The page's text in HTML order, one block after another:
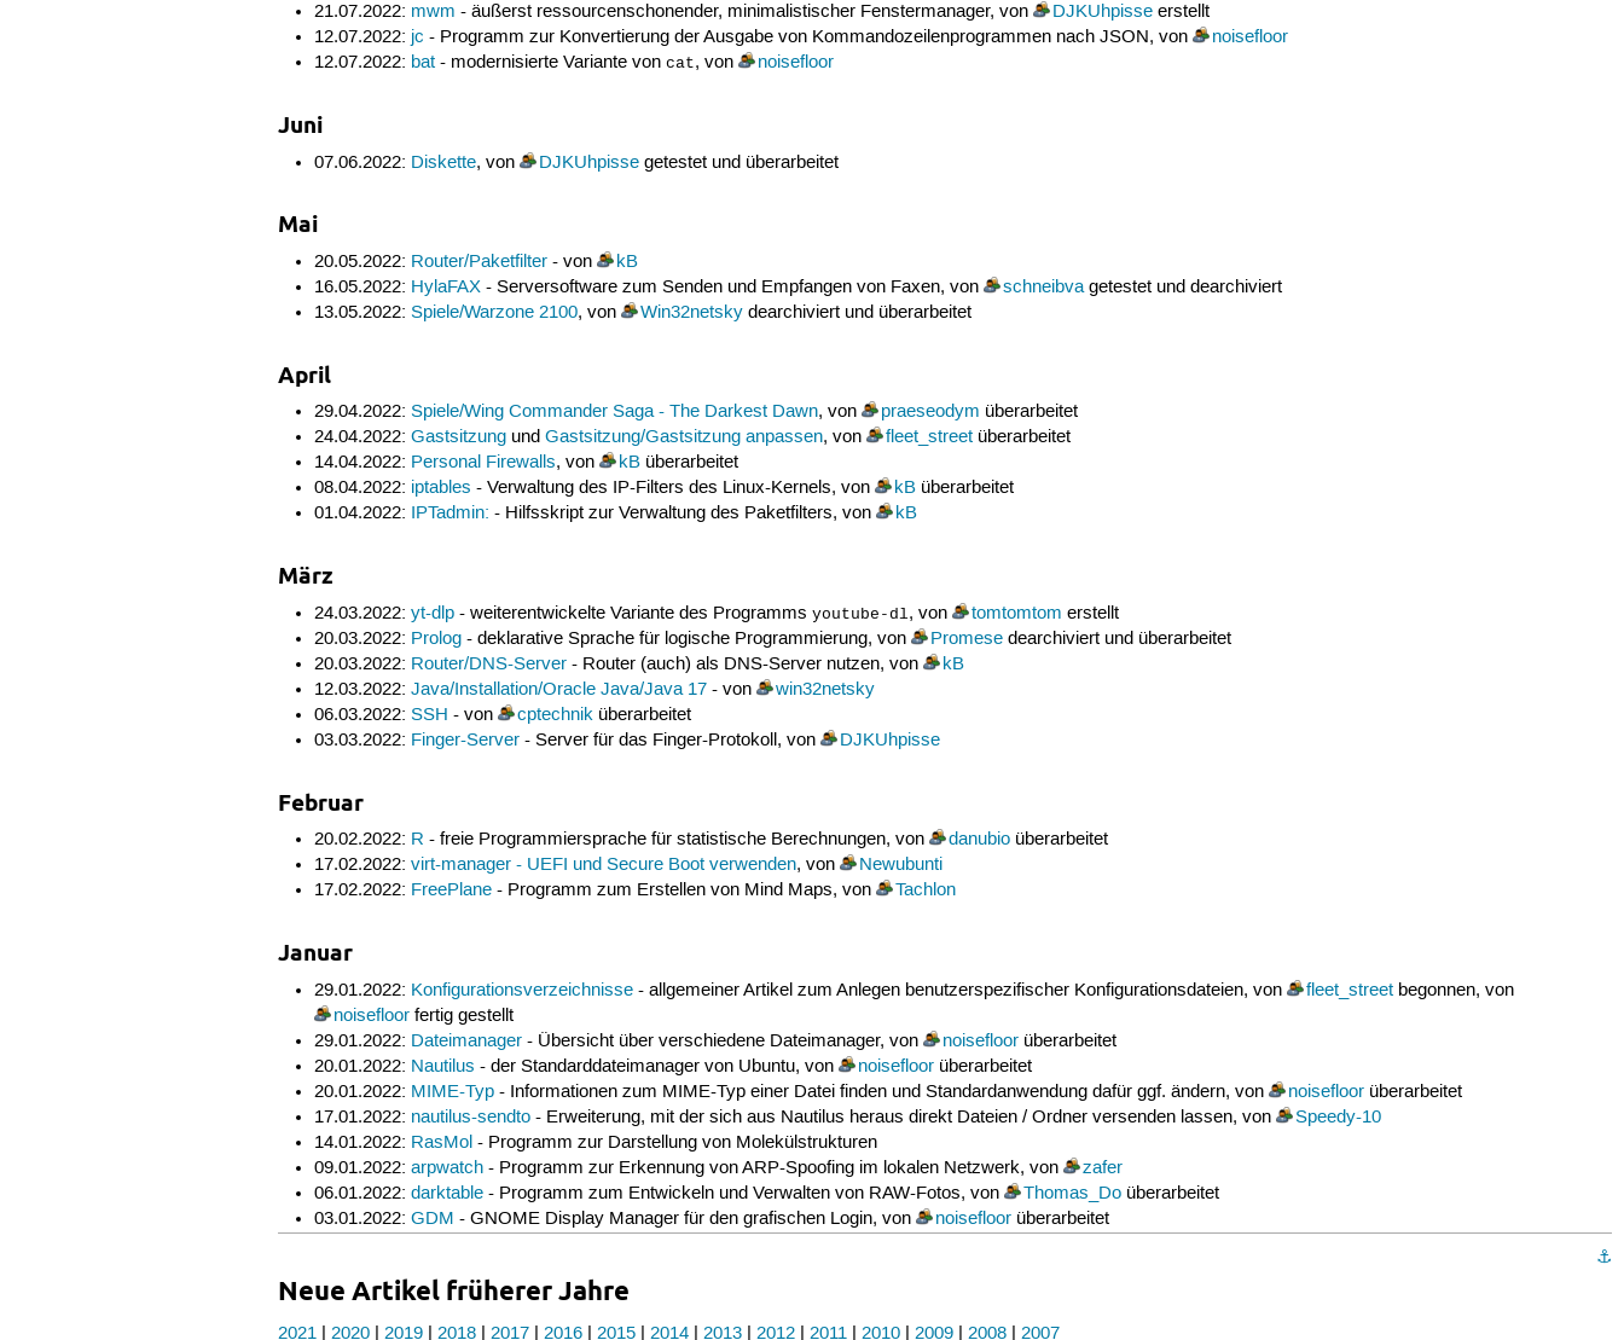
21.07.2022: mwm - äußerst ressourcenschonender, minimalistischer Fenstermanager, von DJKUhpisseerstellt
12.07.2022: jc - Programm zur Konvertierung der Ausgabe von Kommandozeilenprogrammen nach JSON, von
noisefloor
12.07.2022: bat- modernisierte Variante von cat, von noisefloor
Juni
07.06.2022: Diskette, von DJKUhpissegetestet und überarbeitet
Mai
20.05.2022: Router/Paketfilter- von
kB
16.05.2022: HylaFAX- Serversoftware zum Senden und Empfangen von Faxen, von schneibvagetestet und dearchiviert
13.05.2022: Spiele/Warzone 2100, von Win32netskydearchiviert und überarbeitet
April
29.04.2022: Spiele/Wing Commander Saga - The Darkest Dawn, von praeseodym überarbeitet
24.04.2022: Gastsitzungund Gastsitzung/Gastsitzung anpassen, von fleet_streetüberarbeitet
14.04.2022: Personal Firewalls, von kBüberarbeitet
08.04.2022: iptables - Verwaltung des IP-Filters des Linux-Kernels, von kBüberarbeitet
01.04.2022: IPTadmin: - Hilfsskript zur Verwaltung des Paketfilters, von kB
März
24.03.2022: yt-dlp- weiterentwickelte Variante des Programms youtube-dl, von tomtomtom erstellt
20.03.2022: Prolog- deklarative Sprache für logische Programmierung, von Promesedearchiviert und überarbeitet
20.03.2022: Router/DNS-Server- Router (auch) als DNS-Server nutzen, von
kB
12.03.2022: Java/Installation/Oracle Java/Java 17- von
win32netsky
06.03.2022: SSH - von cptechniküberarbeitet
03.03.2022: Finger-Server- Server für das Finger-Protokoll, von DJKUhpisse
Februar
20.02.2022: R - freie Programmiersprache für statistische Berechnungen, von danubioüberarbeitet
17.02.2022: virt-manager - UEFI und Secure Boot verwenden, von
Newubunti
17.02.2022: FreePlane- Programm zum Erstellen von Mind Maps, von Tachlon
Januar
29.01.2022: Konfigurationsverzeichnisse- allgemeiner Artikel zum Anlegen benutzerspezifischer Konfigurationsdateien, von fleet_streetbegonnen, von
noisefloorfertig gestellt
29.01.2022: Dateimanager- Übersicht über verschiedene Dateimanager, von noisefloorüberarbeitet
20.01.2022: Nautilus - der Standarddateimanager von Ubuntu, von noisefloorüberarbeitet
20.01.2022: MIME-Typ- Informationen zum MIME-Typ einer Datei finden und Standardanwendung dafür ggf. ändern, von noisefloorüberarbeitet
17.01.2022: nautilus-sendto- Erweiterung, mit der sich aus Nautilus heraus direkt Dateien / Ordner versenden lassen, von
Speedy-10
14.01.2022: RasMol- Programm zur Darstellung von Molekülstrukturen
09.01.2022: arpwatch- Programm zur Erkennung von ARP-Spoofing im lokalen Netzwerk, von
zafer
06.01.2022: darktable- Programm zum Entwickeln und Verwalten von RAW-Fotos, von Thomas_Doüberarbeitet
03.01.2022: GDM - GNOME Display Manager für den grafischen Login, von noisefloorüberarbeitet
⚓︎
Neue Artikel früherer Jahre
2021 |2020 |2019 |2018 |2017 |2016 |2015 |2014 |2013 |2012 |2011 |2010 |2009 |2008 |2007